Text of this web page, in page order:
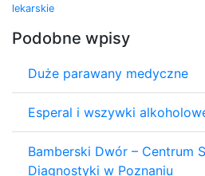
lekarskie
Podobne wpisy
Duże parawany medyczne
Esperal i wszywki
Bamberski Dwór – Centrum
Diagnostyki w Poznaniu